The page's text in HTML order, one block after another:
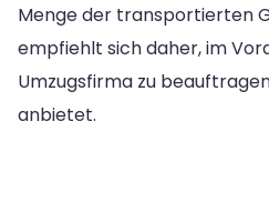
Menge der transportierten
empfiehlt sich daher, im
Umzugsfirma zu
anbietet.